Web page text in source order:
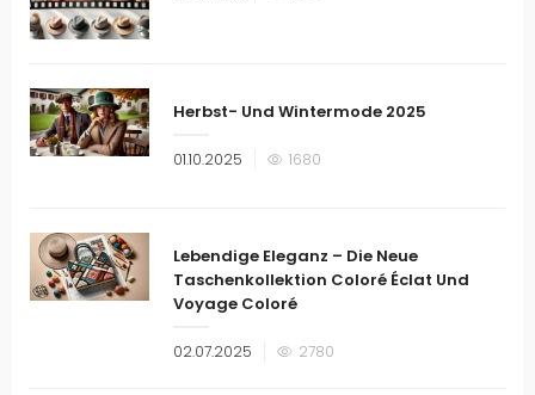
Herbst- Und Wintermode 2025
Veröffentlicht
01.10.2025 1680
Lebendige Eleganz – Die Neue
Taschenkollektion Coloré Éclat Und
Voyage Coloré
Veröffentlicht
02.07.2025 2780